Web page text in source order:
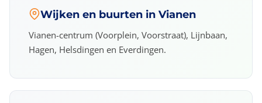
Wijken en buurten in Vianen
Vianen-centrum (Voorplein, Voorstraat), Lijnbaan,
Hagen, Helsdingen en Everdingen.